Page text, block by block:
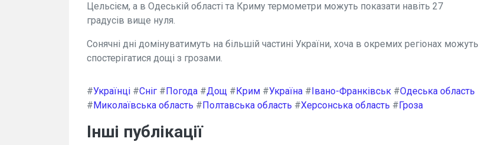
Цельсієм, а в Одеській області та Криму термометри можуть показати навіть 27
градусів вище нуля.
Сонячні дні домінуватимуть на більшій частині України, хоча в окремих регіонах можуть
спостерігатися дощі з грозами.
#Українці #Сніг #Погода #Дощ #Крим #Україна #Івано-Франківськ #Одеська область
#Миколаївська область #Полтавська область #Херсонська область #Гроза
Інші публікації